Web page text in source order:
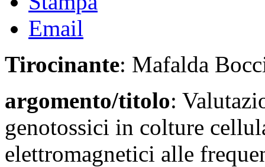
Email
Tirocinante: Mafalda
argomento/titolo:
genotossici in colture
elettromagnetici alle